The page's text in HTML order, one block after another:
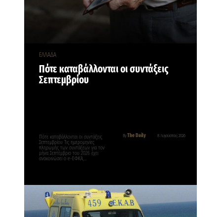
ΕΛΛΑΔΑ
Πότε καταβάλλονται οι συντάξεις
Σεπτεμβρίου
By The Daily 8 Αυγούστου, 2026
Πότε καταβάλλονται οι συντάξεις
Σεπτεμβρίου Τις ημερομηνίες
πληρωμής των συντάξεων για τον
μήνα Σεπτέμβριο του 2026 έχει
ανακοινώσει ο e-ΕΦΚΑ,…